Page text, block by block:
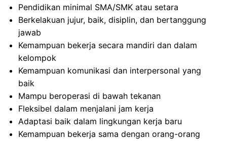
Pendidikan minimal SMA/SMK atau setara
Berkelakuan jujur, baik, disiplin, dan bertanggung
jawab
Kemampuan bekerja secara mandiri dan dalam
kelompok
Kemampuan komunikasi dan interpersonal yang
baik
Mampu beroperasi di bawah tekanan
Fleksibel dalam menjalani jam kerja
Adaptasi baik dalam lingkungan kerja baru
Kemampuan bekerja sama dengan orang-orang